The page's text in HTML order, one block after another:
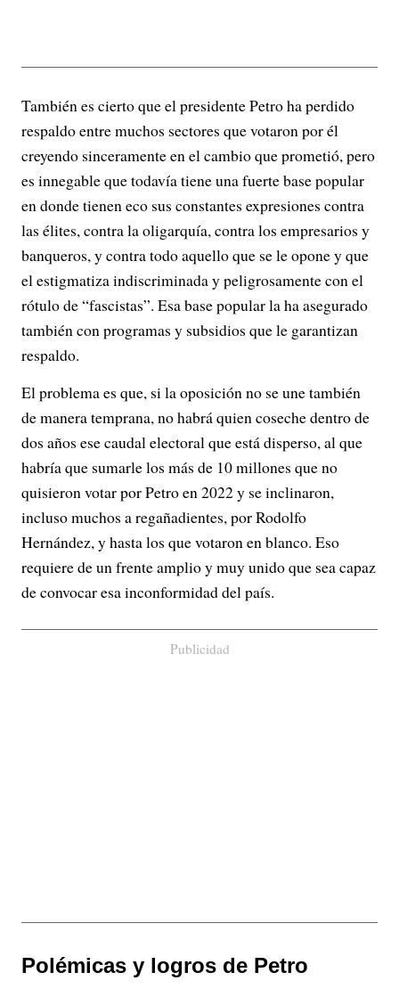
También es cierto que el presidente Petro ha perdido
respaldo entre muchos sectores que votaron por él
creyendo sinceramente en el cambio que prometió, pero
es innegable que todavía tiene una fuerte base popular
en donde tienen eco sus constantes expresiones contra
las élites, contra la oligarquía, contra los empresarios y
banqueros, y contra todo aquello que se le opone y que
el estigmatiza indiscriminada y peligrosamente con el
rótulo de “fascistas”. Esa base popular la ha asegurado
también con programas y subsidios que le garantizan
respaldo.
El problema es que, si la oposición no se une también
de manera temprana, no habrá quien coseche dentro de
dos años ese caudal electoral que está disperso, al que
habría que sumarle los más de 10 millones que no
quisieron votar por Petro en 2022 y se inclinaron,
incluso muchos a regañadientes, por Rodolfo
Hernández, y hasta los que votaron en blanco. Eso
requiere de un frente amplio y muy unido que sea capaz
de convocar esa inconformidad del país.
Publicidad
Polémicas y logros de Petro